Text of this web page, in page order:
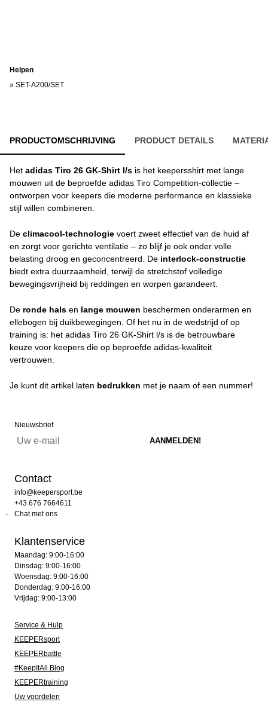
Helpen
» SET-A200/SET
PRODUCTOMSCHRIJVING PRODUCT DETAILS
Het adidas Tiro 26 GK-Shirt l/s is het keepersshirt met lange
mouwen uit de beproefde adidas Tiro Competition-collectie –
ontworpen voor keepers die moderne performance en klassieke
stijl willen combineren.
De climacool-technologie voert zweet effectief van de huid af
en zorgt voor gerichte ventilatie – zo blijf je ook onder volle
belasting droog en geconcentreerd. De interlock-constructie
biedt extra duurzaamheid, terwijl de stretchstof volledige
bewegingsvrijheid bij reddingen en worpen garandeert.
De ronde hals en lange mouwen beschermen onderarmen en
ellebogen bij duikbewegingen. Of het nu in de wedstrijd of op
training is: het adidas Tiro 26 GK-Shirt l/s is de betrouwbare
keuze voor keepers die op beproefde adidas-kwaliteit
vertrouwen.
Je kunt dit artikel laten bedrukken met je naam of een nummer!
Nieuwsbrief
Contact
info@keepersport.be
+43 676 7664611
Chat met ons
Klantenservice
Maandag: 9:00-16:00
Dinsdag: 9:00-16:00
Woensdag: 9:00-16:00
Donderdag: 9:00-16:00
Vrijdag: 9:00-13:00
Service & Hulp
KEEPERsport
KEEPERbattle
#KeepItAll Blog
KEEPERtraining
Uw voordelen